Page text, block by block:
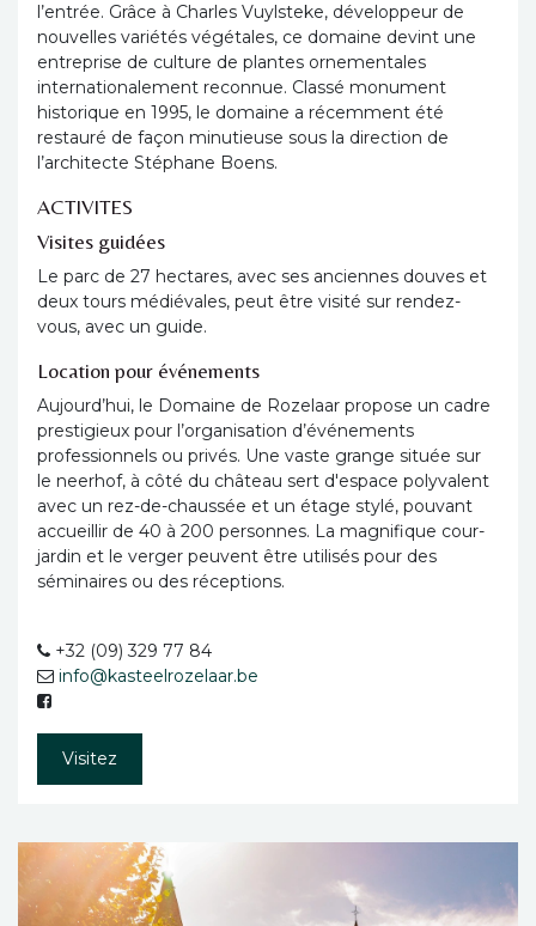
l’entrée. Grâce à Charles Vuylsteke, développeur de
nouvelles variétés végétales, ce domaine devint une
entreprise de culture de plantes ornementales
internationalement reconnue. Classé monument
historique en 1995, le domaine a récemment été
restauré de façon minutieuse sous la direction de
l’architecte Stéphane Boens.
ACTIVITES
Visites guidées
Le parc de 27 hectares, avec ses anciennes douves et
deux tours médiévales, peut être visité sur rendez-
vous, avec un guide.
Location pour événements
Aujourd’hui, le Domaine de Rozelaar propose un cadre
prestigieux pour l’organisation d’événements
professionnels ou privés. Une vaste grange située sur
le neerhof, à côté du château sert d'espace polyvalent
avec un rez-de-chaussée et un étage stylé, pouvant
accueillir de 40 à 200 personnes. La magnifique cour-
jardin et le verger peuvent être utilisés pour des
séminaires ou des réceptions.
+32 (09) 329 77 84
info@kasteelrozelaar.be
Visitez